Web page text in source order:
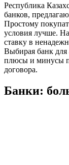
Республика
банков,
Простому
условия лучше.
ставку в
Выбирая банк для
плюсы и минусы
договора.
Банки: